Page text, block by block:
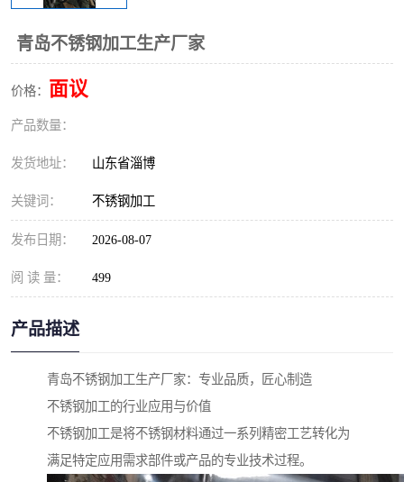
青岛不锈钢加工生产厂家
价格： 面议
产品数量：
发货地址： 山东省淄博
关键词： 不锈钢加工
发布日期： 2026-08-07
阅 读 量： 499
产品描述
青岛不锈钢加工生产厂家：专业品质，匠心制造
不锈钢加工的行业应用与价值
不锈钢加工是将不锈钢材料通过一系列精密工艺转化为
满足特定应用需求部件或产品的专业技术过程。